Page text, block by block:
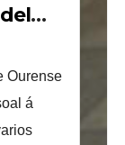
Ourense
á